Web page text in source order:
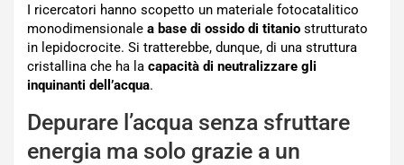
I ricercatori hanno scopetto un materiale fotocatalitico
monodimensionale a base di ossido di titanio strutturato
in lepidocrocite. Si tratterebbe, dunque, di una struttura
cristallina che ha la capacità di neutralizzare gli
inquinanti dell’acqua.
Depurare l’acqua senza sfruttare
energia ma solo grazie a un